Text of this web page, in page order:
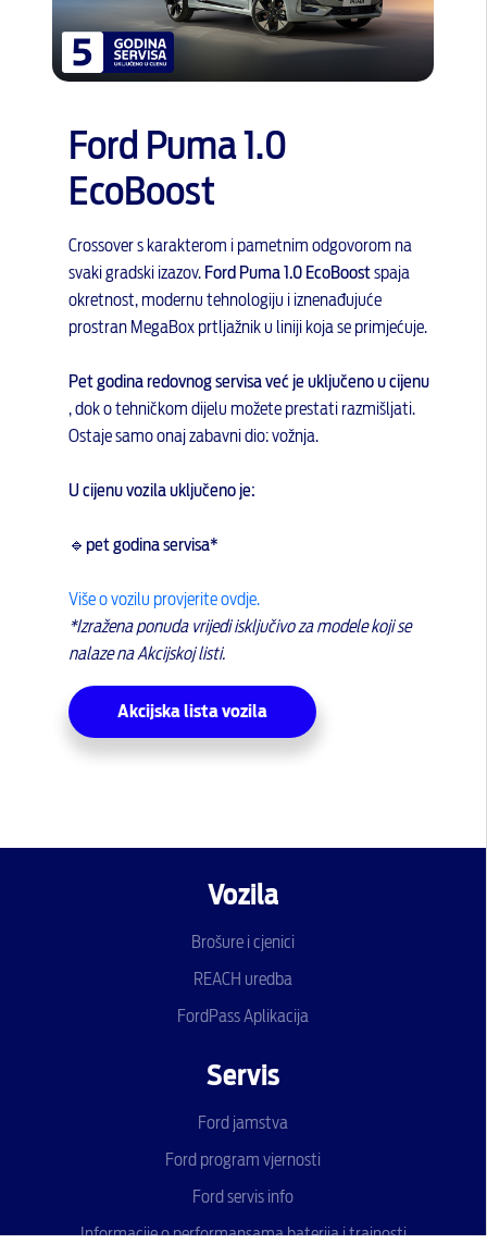
Ford Puma 1.0
EcoBoost
Crossover s karakterom i pametnim odgovorom na
svaki gradski izazov. Ford Puma 1.0 EcoBoostspaja
okretnost, modernu tehnologiju i iznenađujuće
prostran MegaBox prtljažnik u liniji koja se primjećuje.
Pet godina redovnog servisa već je uključeno u cijenu
, dok o tehničkom dijelu možete prestati razmišljati.
Ostaje samo onaj zabavni dio: vožnja.
U cijenu vozila uključeno je:
🔹pet godina servisa*
Više o vozilu provjerite ovdje.
*Izražena ponuda vrijedi isključivo za modele koji se
nalaze na Akcijskoj listi.
Akcijska lista vozila
Vozila
Brošure i cjenici
REACH uredba
FordPass Aplikacija
Servis
Ford jamstva
Ford program vjernosti
Ford servis info
Informacije o performansama baterija i trajnosti